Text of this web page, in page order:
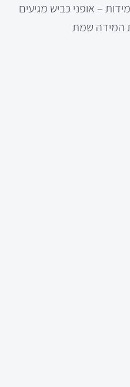
– אופני כביש מגיעים
המידה שמת